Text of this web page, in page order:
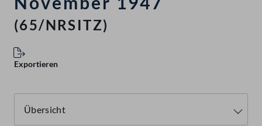
(65/NRSITZ)
Exportieren